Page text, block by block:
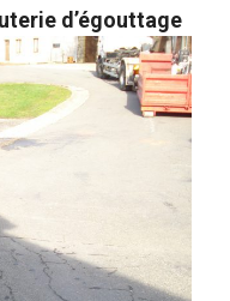
d’égouttage